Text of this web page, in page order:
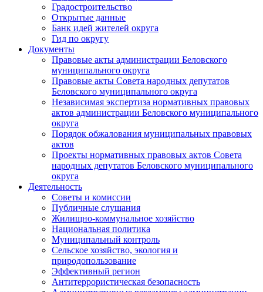
Градостроительство
Открытые данные
Банк идей жителей округа
Гид по округу
Документы
Правовые акты администрации Беловского
муниципального округа
Правовые акты Совета народных депутатов
Беловского муниципального округа
Независимая экспертиза нормативных правовых
актов администрации Беловского муниципального
округа
Порядок обжалования муниципальных правовых
актов
Проекты нормативных правовых актов Совета
народных депутатов Беловского муниципального
округа
Деятельность
Советы и комиссии
Публичные слушания
Жилищно-коммунальное хозяйство
Национальная политика
Муниципальный контроль
Сельское хозяйство, экология и
природопользование
Эффективный регион
Антитеррористическая безопасность